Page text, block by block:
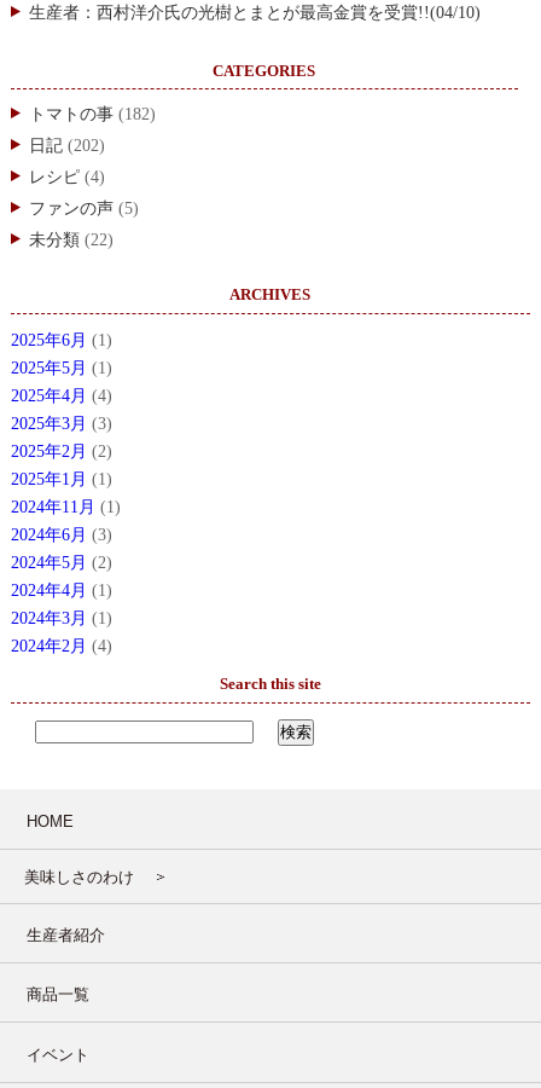
生産者：西村洋介氏の光樹とまとが最高金賞を受賞!!(04/10)
CATEGORIES
トマトの事(182)
日記(202)
レシピ(4)
ファンの声(5)
未分類 (22)
ARCHIVES
2025年6月 (1)
2025年5月 (1)
2025年4月 (4)
2025年3月 (3)
2025年2月 (2)
2025年1月 (1)
2024年11月 (1)
2024年6月 (3)
2024年5月 (2)
2024年4月 (1)
2024年3月 (1)
2024年2月 (4)
Search this site
HOME
美味しさのわけ
生産者紹介
商品一覧
イベント